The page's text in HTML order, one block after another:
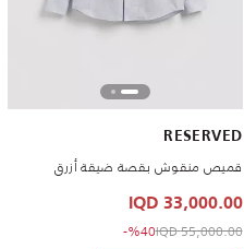
RESERVED
قميص منقوش بقصة ضيقة أزرق
33,000.00 IQD
Price reduced from
55,000.00 IQD
to 33,000.00 IQD
%40-